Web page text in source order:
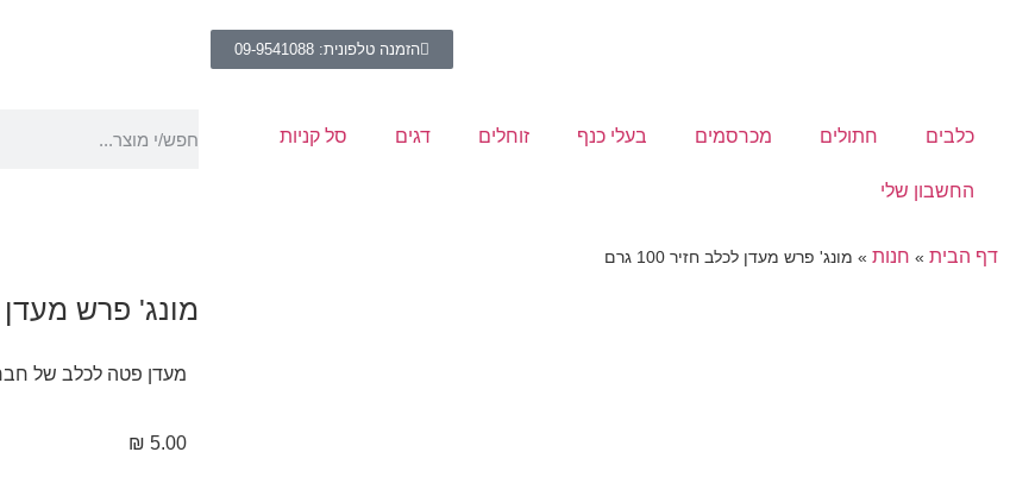
הזמנה טלפונית: 09-9541088
כלבים חתולים מכרסמים בעלי כנף זוחלים דגים סל קניות
החשבון שלי
דף הבית » חנות » מונג' פרש מעדן לכלב חזיר 100 גרם
מונג' פרש מעדן
מעדן פטה לכלב של חברת
₪ 5.00